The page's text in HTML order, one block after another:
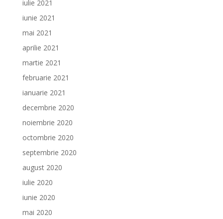
iulie 2021
iunie 2021
mai 2021
aprilie 2021
martie 2021
februarie 2021
ianuarie 2021
decembrie 2020
noiembrie 2020
octombrie 2020
septembrie 2020
august 2020
iulie 2020
iunie 2020
mai 2020